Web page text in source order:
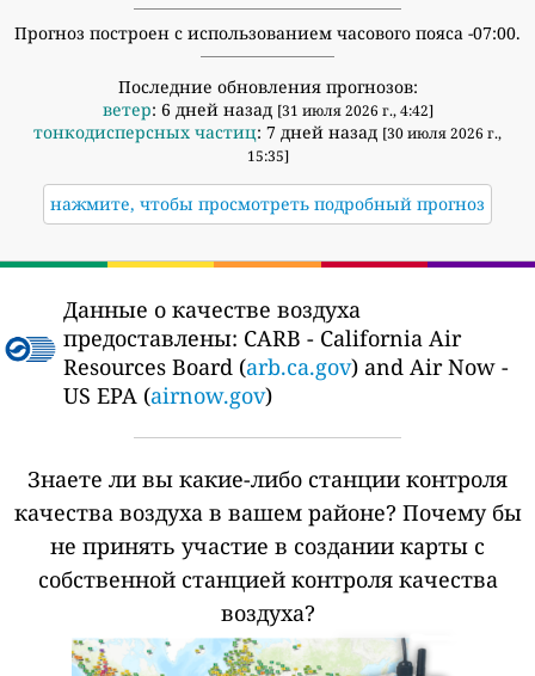
Прогноз построен с использованием часового пояса -07:00.
Последние обновления прогнозов:
ветер: 6 дней назад [31 июля 2026 г., 4:42]
тонкодисперсных частиц: 7 дней назад [30 июля 2026 г.,
15:35]
нажмите, чтобы просмотреть подробный прогноз
Данные о качестве воздуха
предоставлены: CARB - California Air
Resources Board (arb.ca.gov) and Air Now -
US EPA (airnow.gov)
Знаете ли вы какие-либо станции контроля
качества воздуха в вашем районе? Почему бы
не принять участие в создании карты с
собственной станцией контроля качества
воздуха?